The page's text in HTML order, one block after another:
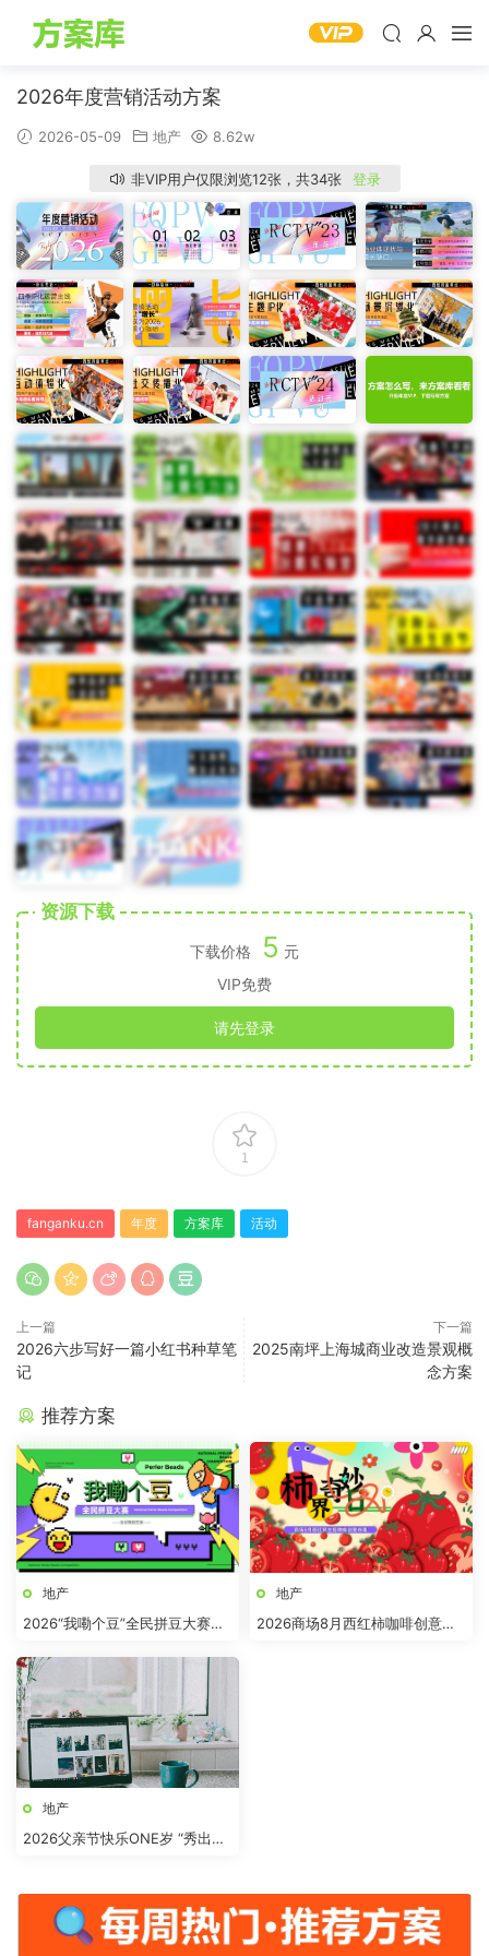
2026年度营销活动方案
2026-05-09 地产 8.62w
非VIP用户仅限浏览12张，共34张 登录
资源下载
下载价格 5 元
VIP免费
请先登录
1
fanganku.cn 年度 方案库 活动
上一篇
2026六步写好一篇小红书种草笔
记
下一篇
2025南坪上海城商业改造景观概
念方案
推荐方案
地产
2026“我嘞个豆”全民拼豆大赛主
地产
2026商场8月西红柿咖啡创意市
地产
2026父亲节快乐ONE岁 “秀出爸